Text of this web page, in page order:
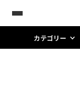
カテゴリー